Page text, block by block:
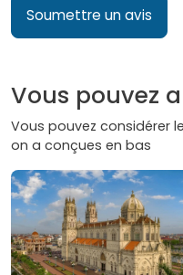
Soumettre un avis
Vous pouvez
Vous pouvez considérer
on a conçues en bas